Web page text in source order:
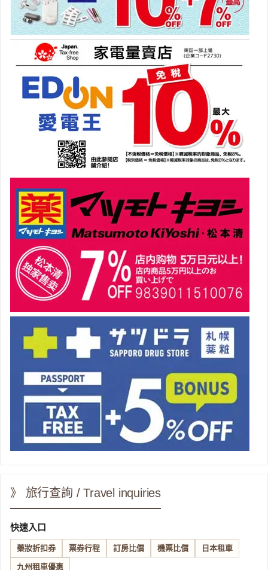
》 旅行查詢 / Travel inquiries
快速入口
藥妝折扣券 票券行程 訂房比價 機票比價 日本租車
九州租車優惠